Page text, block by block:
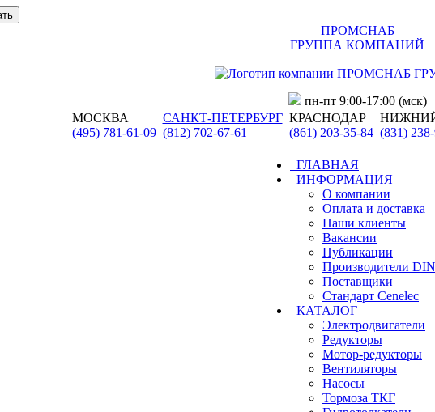
ПРОМСНАБ
ГРУППА КОМПАНИЙ
пн-пт 9:00-17:00 (мск)
МОСКВА
(495) 781-61-09
САНКТ-ПЕТЕРБУРГ
(812) 702-67-61
КРАСНОДАР
(861) 203-35-84 (831)
ГЛАВНАЯ
ИНФОРМАЦИЯ
О компании
Оплата и доставка
Наши клиенты
Вакансии
Публикации
Производители DIN
Поставщики
Стандарт Cenelec
КАТАЛОГ
Электродвигатели
Редукторы
Мотор-редукторы
Вентиляторы
Насосы
Тормоза ТКГ